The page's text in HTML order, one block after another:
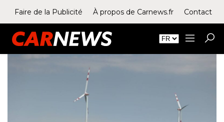
Faire de la Publicité À propos de Carnews.fr Contact